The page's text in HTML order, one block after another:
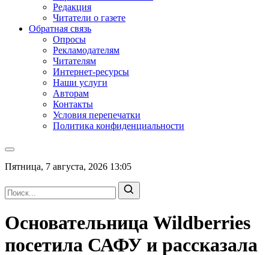
Редакция
Читатели о газете
Обратная связь
Опросы
Рекламодателям
Читателям
Интернет-ресурсы
Наши услуги
Авторам
Контакты
Условия перепечатки
Политика конфиденциальности
Пятница, 7 августа, 2026 13:05
Основательница Wildberries
посетила САФУ и рассказала